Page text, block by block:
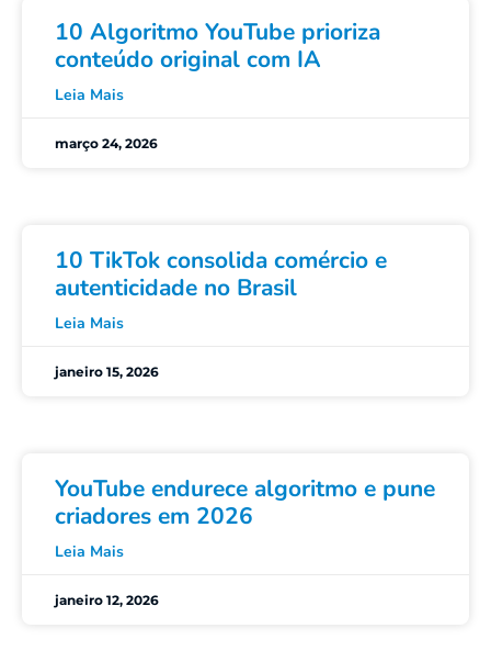
10 Algoritmo YouTube prioriza
conteúdo original com IA
Leia Mais
março 24, 2026
10 TikTok consolida comércio e
autenticidade no Brasil
Leia Mais
janeiro 15, 2026
YouTube endurece algoritmo e pune
criadores em 2026
Leia Mais
janeiro 12, 2026